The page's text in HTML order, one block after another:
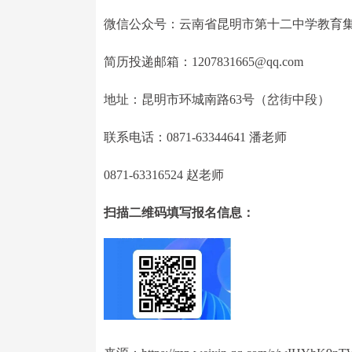
微信公众号：云南省昆明市第十二中学教育
简历投递邮箱：1207831665@qq.com
地址：昆明市环城南路63号（岔街中段）
联系电话：0871-63344641 潘老师
0871-63316524 赵老师
扫描二维码填写报名信息：